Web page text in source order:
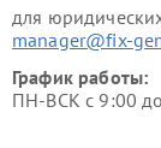
для
manager@fix-
График работы:
ПН-ВСК с 9:00